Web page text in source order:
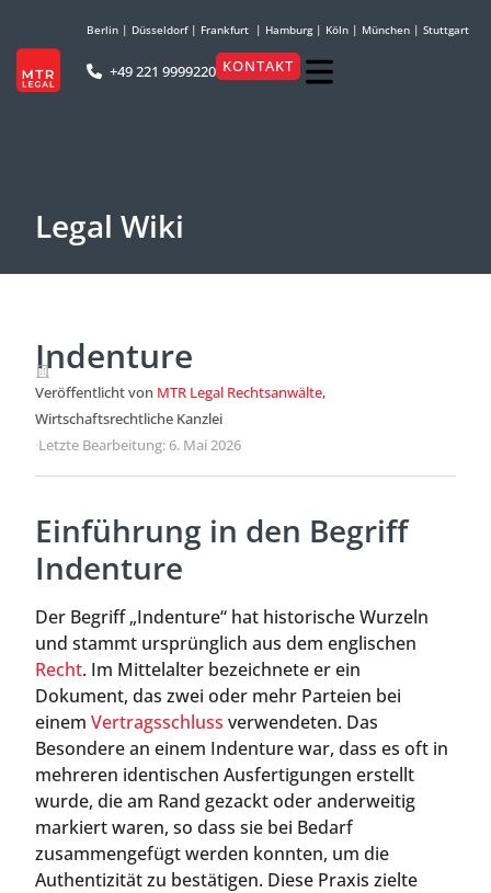
Berlin | Düsseldorf| Frankfurt | Hamburg| Köln | München | Stuttgart
+49 221 9999220 KONTAKT
Legal Wiki
Indenture
Veröffentlicht von MTR Legal Rechtsanwälte,
Wirtschaftsrechtliche Kanzlei
·Letzte Bearbeitung: 6. Mai 2026
Einführung in den Begriff
Indenture
Der Begriff „Indenture“ hat historische Wurzeln
und stammt ursprünglich aus dem englischen
Recht. Im Mittelalter bezeichnete er ein
Dokument, das zwei oder mehr Parteien bei
einem Vertragsschluss verwendeten. Das
Besondere an einem Indenture war, dass es oft in
mehreren identischen Ausfertigungen erstellt
wurde, die am Rand gezackt oder anderweitig
markiert waren, so dass sie bei Bedarf
zusammengefügt werden konnten, um die
Authentizität zu bestätigen. Diese Praxis zielte